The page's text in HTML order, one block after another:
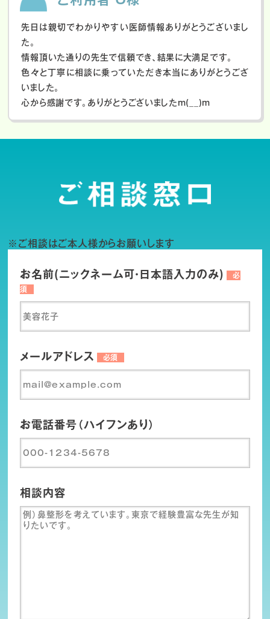
先日は親切でわかりやすい医師情報ありがとうございまし
た。
情報頂いた通りの先生で信頼でき、結果に大満足です。
色々と丁寧に相談に乗っていただき本当にありがとうござ
いました。
心から感謝です。ありがとうございましたm(__)m
※ご相談はご本人様からお願いします
お名前(ニックネーム可・日本語入力のみ)
必
須
メールアドレス 必須
お電話番号（ハイフンあり）
相談内容